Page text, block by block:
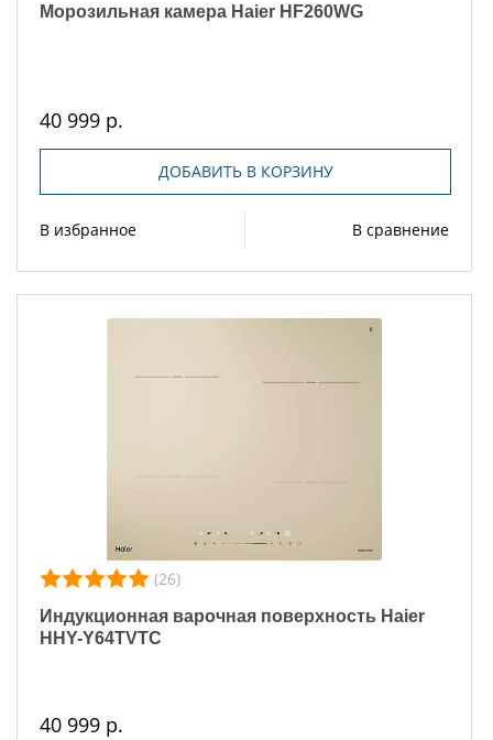
Морозильная камера Haier HF260WG
40 999 р.
ДОБАВИТЬ В КОРЗИНУ
В избранное В сравнение
(26)
Индукционная варочная поверхность Haier
HHY-Y64TVTC
40 999 р.